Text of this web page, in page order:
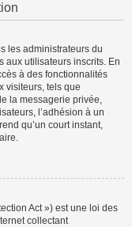
les administrateurs du
aux utilisateurs inscrits. En
à des fonctionnalités
visiteurs, tels que
la messagerie privée,
l’adhésion à un
qu’un court instant,
Act ») est une loi des
collectant